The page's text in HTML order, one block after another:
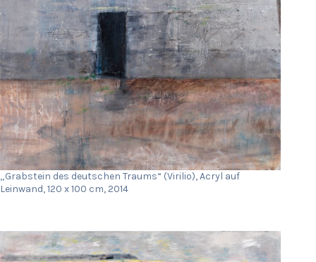
„Grabstein des deutschen Traums“ (Virilio), Acryl auf
Leinwand, 120 x 100 cm, 2014